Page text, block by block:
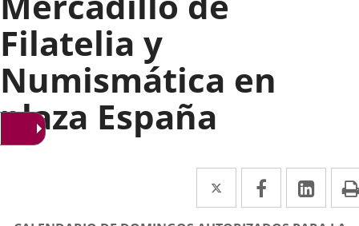
Filatelia y
Numismática en
plaza España
Twitter
Enlace
a
Facebook
Enlace
a
a